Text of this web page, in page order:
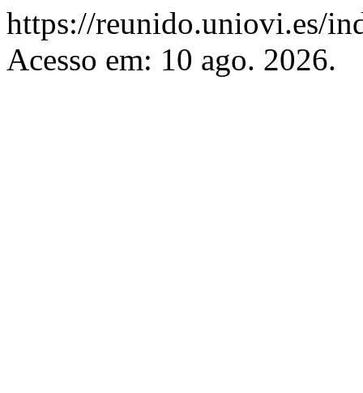
https://reunido.uniovi.es/
Acesso em: 10 ago. 2026.